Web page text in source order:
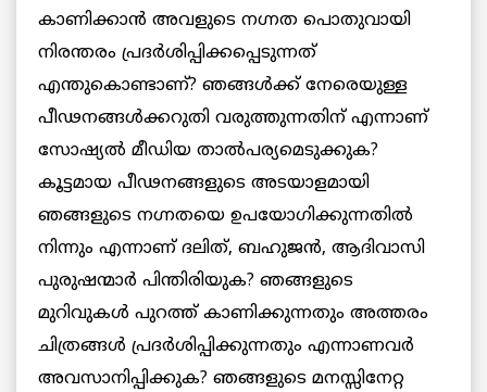
കാണിക്കാന്‍ അവളുടെ നഗ്നത പൊതുവായി
നിരന്തരം പ്രദര്‍ശിപ്പിക്കപ്പെടുന്നത്
എന്തുകൊണ്ടാണ്? ഞങ്ങള്‍ക്ക് നേരെയുള്ള
പീഢനങ്ങള്‍ക്കറുതി വരുത്തുന്നതിന് എന്നാണ്
സോഷ്യല്‍ മീഡിയ താല്‍പര്യമെടുക്കുക?
കൂട്ടമായ പീഢനങ്ങളുടെ അടയാളമായി
ഞങ്ങളുടെ നഗ്നതയെ ഉപയോഗിക്കുന്നതില്‍
നിന്നും എന്നാണ് ദലിത്, ബഹുജന്‍, ആദിവാസി
പുരുഷന്മാര്‍ പിന്തിരിയുക? ഞങ്ങളുടെ
മുറിവുകള്‍ പുറത്ത് കാണിക്കുന്നതും അത്തരം
ചിത്രങ്ങള്‍ പ്രദര്‍ശിപ്പിക്കുന്നതും എന്നാണവര്‍
അവസാനിപ്പിക്കുക? ഞങ്ങളുടെ മനസ്സിനേറ്റ